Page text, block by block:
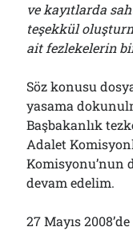
ve kayıtlarda
teşekkül
ait fezlekelerin
Söz konusu
yasama
Başbakanlık
Adalet
Komisyonu’nun
devam edelim.
27 Mayıs